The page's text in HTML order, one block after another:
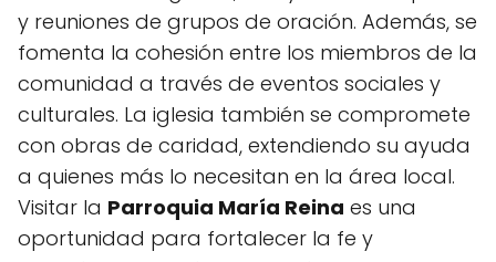
y reuniones de grupos de oración. Además, se
fomenta la cohesión entre los miembros de la
comunidad a través de eventos sociales y
culturales. La iglesia también se compromete
con obras de caridad, extendiendo su ayuda
a quienes más lo necesitan en la área local.
Visitar la Parroquia María Reina es una
oportunidad para fortalecer la fe y